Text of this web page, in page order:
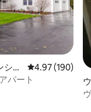
均評価
ョ
レビュー190件
4.97 (190)
パート